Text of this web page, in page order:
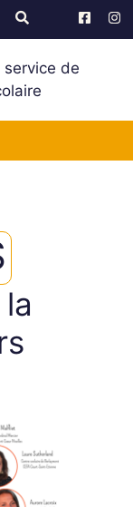
service de